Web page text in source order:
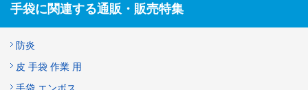
手袋に関連する通販・販売特集
防炎
皮 手袋 作業 用
手袋 エンボス